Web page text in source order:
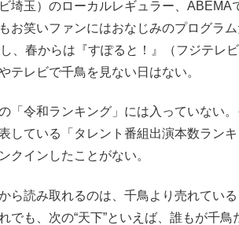
埼玉）のローカルレギュラー、ABEMA
お笑いファンにはおなじみのプログラ
、春からは『すぽると！』（フジテレビ
テレビで千鳥を見ない日はない。
「令和ランキング」には入っていない
している「タレント番組出演本数ラン
クインしたことがない。
ら読み取れるのは、千鳥より売れてい
でも、次の“天下”といえば、誰もが千鳥